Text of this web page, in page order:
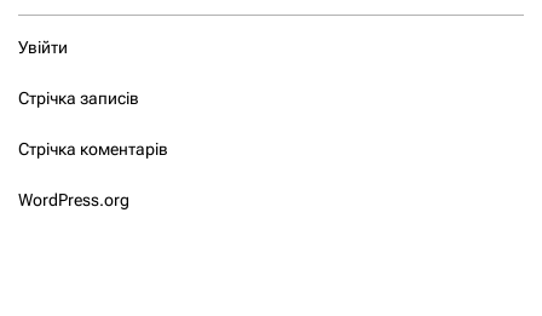
Увійти
Стрічка записів
Стрічка коментарів
WordPress.org